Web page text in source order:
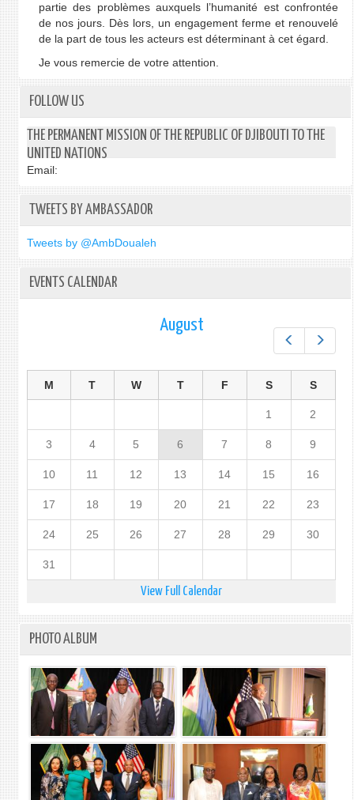
partie des problèmes auxquels l’humanité est confrontée
de nos jours. Dès lors, un engagement ferme et renouvelé
de la part de tous les acteurs est déterminant à cet égard.
Je vous remercie de votre attention.
FOLLOW US
THE PERMANENT MISSION OF THE REPUBLIC OF DJIBOUTI TO THE
UNITED NATIONS
Email:
TWEETS BY AMBASSADOR
Tweets by @AmbDoualeh
EVENTS CALENDAR
August
M T W T F S S
1 2
3 4 5 6 7 8 9
10 11 12 13 14 15 16
17 18 19 20 21 22 23
24 25 26 27 28 29 30
31
View Full Calendar
PHOTO ALBUM